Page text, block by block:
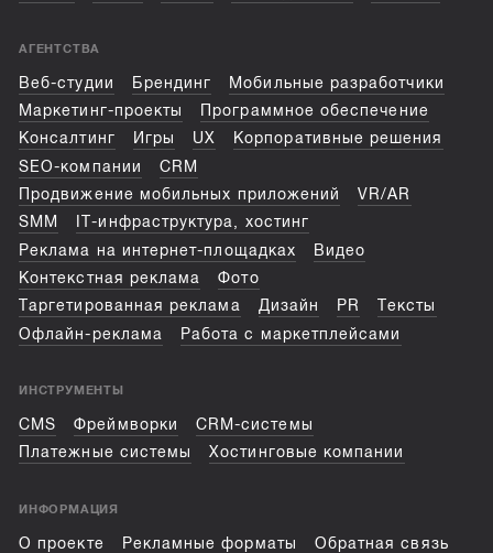
АГЕНТСТВА
Веб-студии Брендинг
Мобильные разработчики
Маркетинг-проекты
Программное обеспечение
Консалтинг
Игры UX
Корпоративные решения
SEO-компании
CRM
Продвижение мобильных приложений
VR/AR
SMM
IT-инфраструктура, хостинг
Реклама на интернет-площадках
Видео
Контекстная реклама
Фото
Таргетированная реклама
Дизайн PR
Тексты
Офлайн-реклама
Работа с маркетплейсами
ИНСТРУМЕНТЫ
CMS Фреймворки
CRM-системы
Платежные системы
Хостинговые компании
ИНФОРМАЦИЯ
О проекте Рекламные форматы
Обратная связь